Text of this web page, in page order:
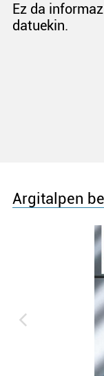
Ez da
datuekin.
Argitalpen